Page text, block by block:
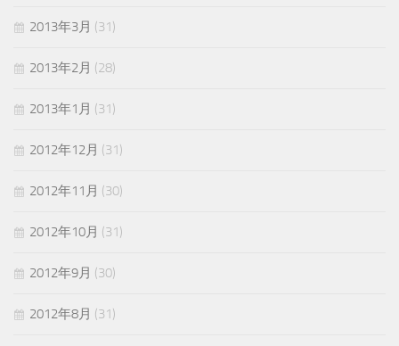
2013年3月 (31)
2013年2月 (28)
2013年1月 (31)
2012年12月 (31)
2012年11月 (30)
2012年10月 (31)
2012年9月 (30)
2012年8月 (31)